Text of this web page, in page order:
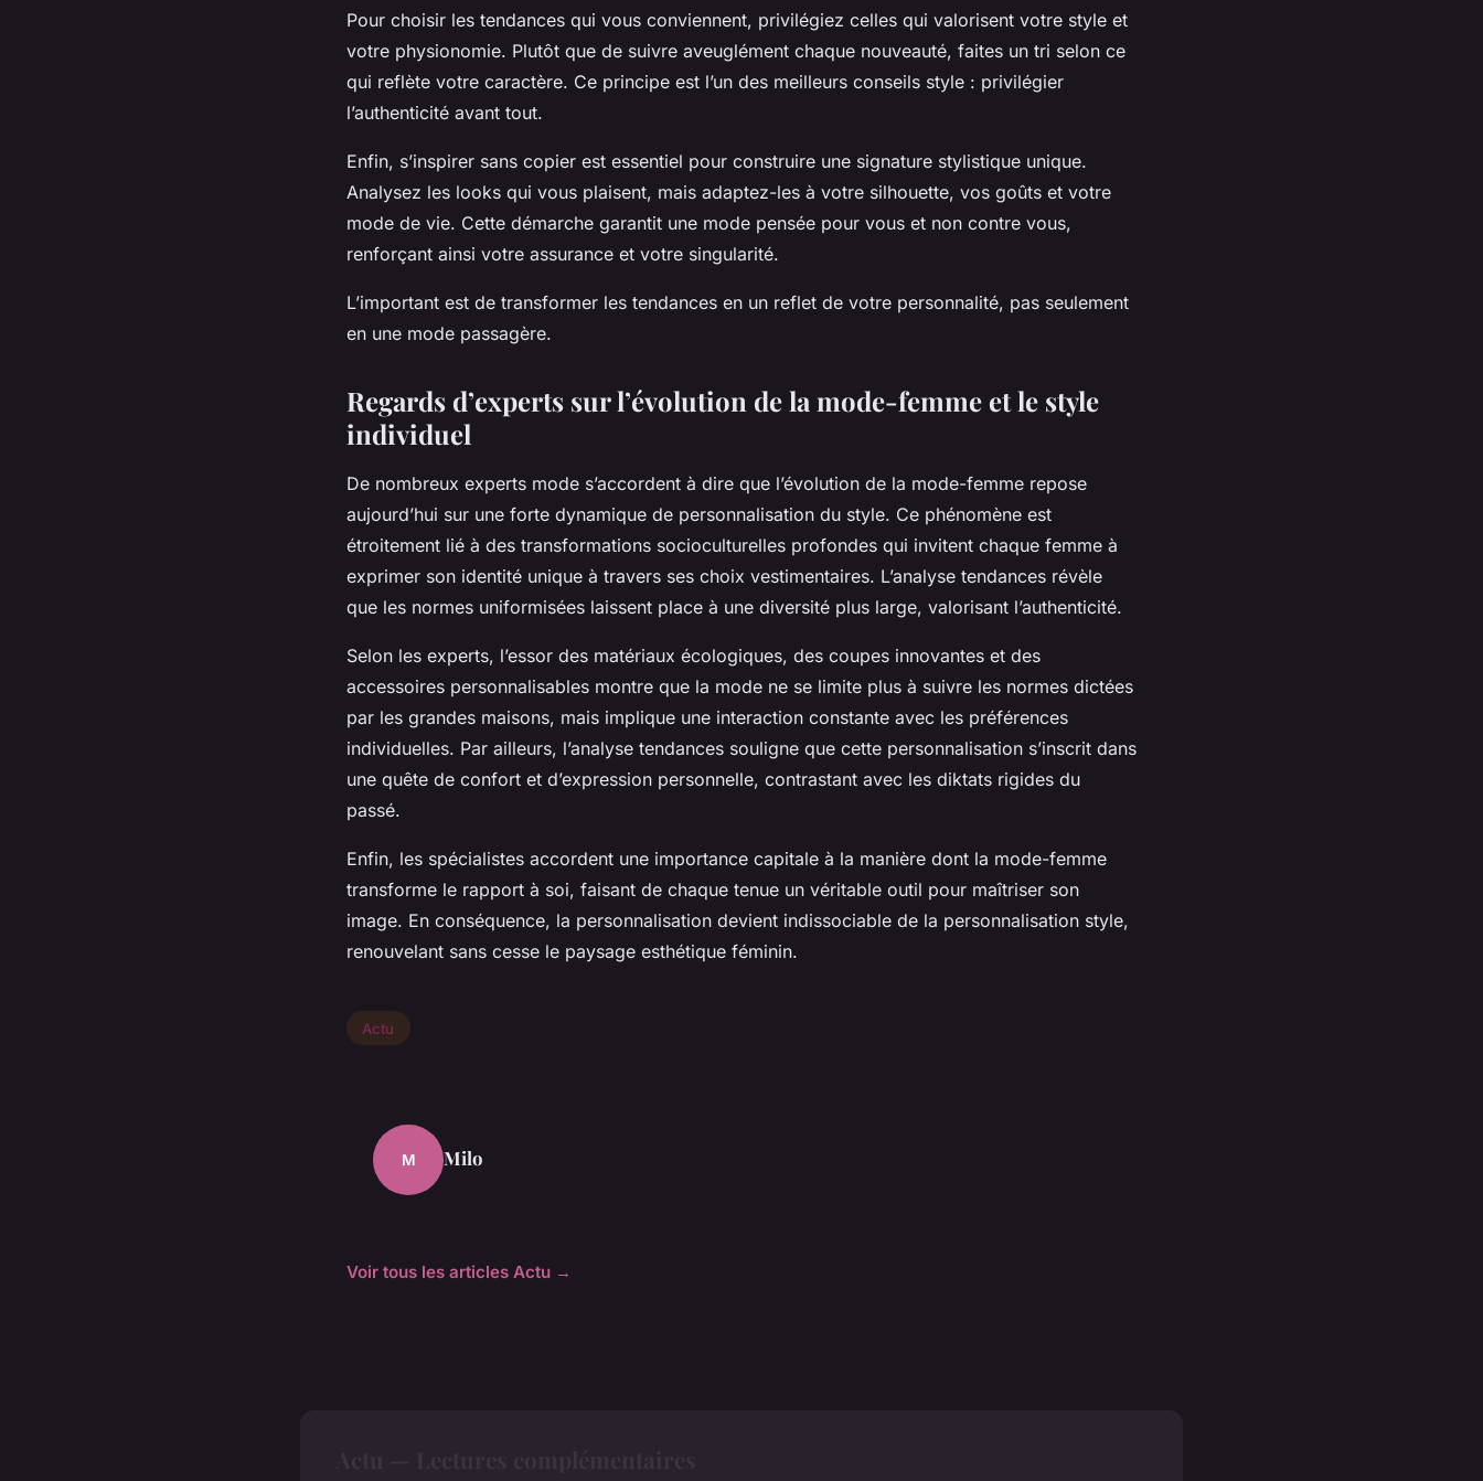
Pour choisir les tendances qui vous conviennent, privilégiez celles qui valorisent votre style et
votre physionomie. Plutôt que de suivre aveuglément chaque nouveauté, faites un tri selon ce
qui reflète votre caractère. Ce principe est l’un des meilleurs conseils style : privilégier
l’authenticité avant tout.
Enfin, s’inspirer sans copier est essentiel pour construire une signature stylistique unique.
Analysez les looks qui vous plaisent, mais adaptez-les à votre silhouette, vos goûts et votre
mode de vie. Cette démarche garantit une mode pensée pour vous et non contre vous,
renforçant ainsi votre assurance et votre singularité.
L’important est de transformer les tendances en un reflet de votre personnalité, pas seulement
en une mode passagère.
Regards d’experts sur l’évolution de la mode-femme et le style
individuel
De nombreux experts mode s’accordent à dire que l’évolution de la mode-femme repose
aujourd’hui sur une forte dynamique de personnalisation du style. Ce phénomène est
étroitement lié à des transformations socioculturelles profondes qui invitent chaque femme à
exprimer son identité unique à travers ses choix vestimentaires. L’analyse tendances révèle
que les normes uniformisées laissent place à une diversité plus large, valorisant l’authenticité.
Selon les experts, l’essor des matériaux écologiques, des coupes innovantes et des
accessoires personnalisables montre que la mode ne se limite plus à suivre les normes dictées
par les grandes maisons, mais implique une interaction constante avec les préférences
individuelles. Par ailleurs, l’analyse tendances souligne que cette personnalisation s’inscrit dans
une quête de confort et d’expression personnelle, contrastant avec les diktats rigides du
passé.
Enfin, les spécialistes accordent une importance capitale à la manière dont la mode-femme
transforme le rapport à soi, faisant de chaque tenue un véritable outil pour maîtriser son
image. En conséquence, la personnalisation devient indissociable de la personnalisation style,
renouvelant sans cesse le paysage esthétique féminin.
Actu
M Milo
Voir tous les articles Actu →